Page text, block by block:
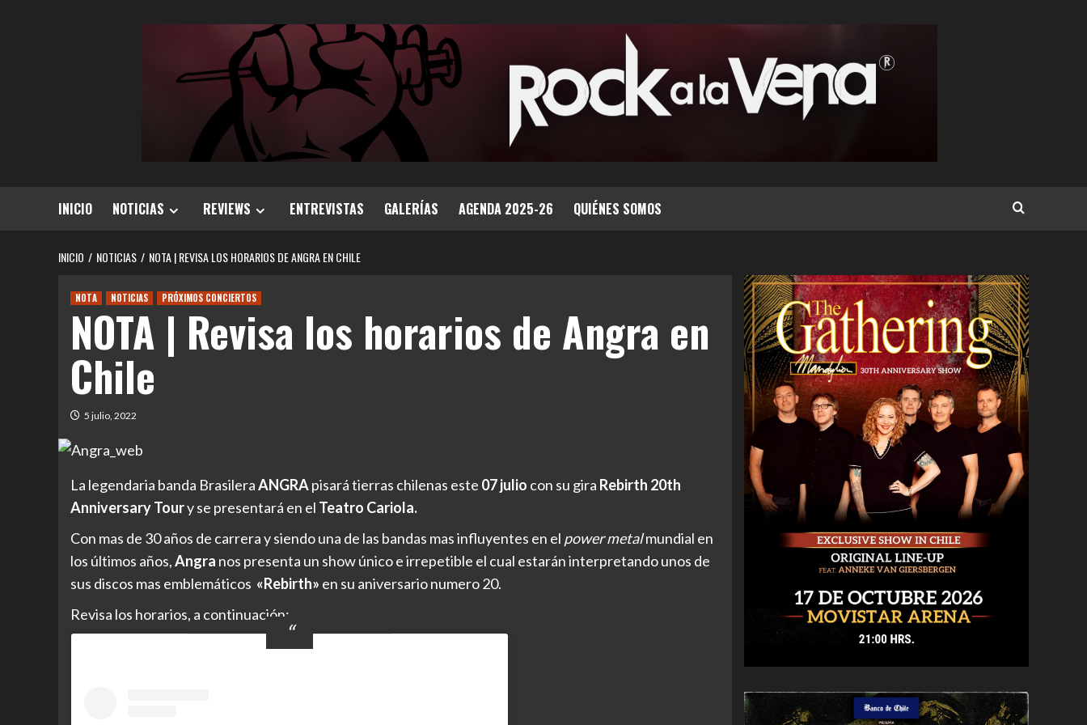
INICIO NOTICIAS REVIEWS ENTREVISTAS GALERÍAS AGENDA 2025-26 QUIÉNES SOMOS
INICIO NOTICIAS NOTA | REVISA LOS HORARIOS DE ANGRA EN CHILE
NOTA NOTICIAS PRÓXIMOS CONCIERTOS
NOTA | Revisa los horarios de Angra en
Chile
5 julio, 2022
La legendaria banda BrasileraANGRApisará tierras chilenas este 07 julio con su gira Rebirth 20th
Anniversary Toury se presentará en el Teatro Cariola.
Con mas de 30 años de carrera y siendo una de las bandas mas influyentes en el power metalmundial en
los últimos años,Angra nos presenta un show único e irrepetible el cual estarán interpretando unos de
sus discos mas emblemáticos «Rebirth» en su aniversario numero 20.
Revisa los horarios, a continuación: